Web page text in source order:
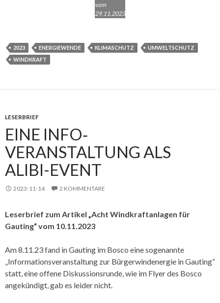
vom
29.11.2023
2023 ENERGIEWENDE KLIMASCHUTZ
UMWELTSCHUTZ
WINDKRAFT
LESERBRIEF
EINE INFO­‐
VERANSTALTUNG ALS
ALIBI-EVENT
2023-11-14 2 KOMMENTARE
Leserbrief zum Artikel „Acht Windkraftanlagen für
Gauting“ vom 10.11.2023
Am 8.11.23 fand in Gauting im Bosco eine sogenannte
„Informationsveranstaltung zur Bürgerwindenergie in Gauting“
statt, eine offene Diskussionsrunde, wie im Flyer des Bosco
angekündigt, gab es leider nicht.